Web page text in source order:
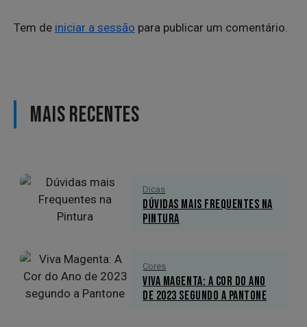
Tem de iniciar a sessão para publicar um comentário.
MAIS RECENTES
Dicas
Dúvidas mais Frequentes na
Pintura
Cores
Viva Magenta: A Cor do Ano
de 2023 segundo a Pantone